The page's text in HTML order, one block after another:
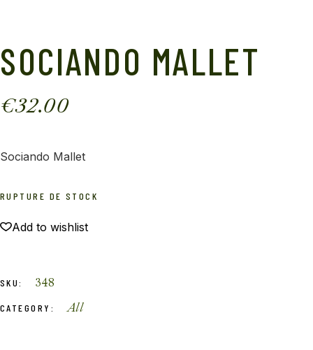
SOCIANDO MALLET
€32.00
Sociando Mallet
RUPTURE DE STOCK
Add to wishlist
SKU: 348
CATEGORY: All